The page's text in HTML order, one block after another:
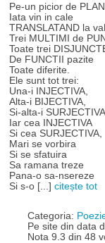
Pe-un picior de
Iata vin in cale
TRANSLATAND la
Trei MULTIMI de
Toate trei
De FUNCTII pazite
Toate diferite.
Ele sunt tot trei:
Una-i INJECTIVA,
Alta-i BIJECTIVA,
Si-alta-i SURJECTIVA.
Iar cea INJECTIVA
Si cea SURJECTIVA,
Mari se vorbira
Si se sfatuira
Sa ramana treze
Pana-o sa-nsereze
Si s-o [...]citește tot
Categoria:
Pe site din data
Nota 9.3 din 48